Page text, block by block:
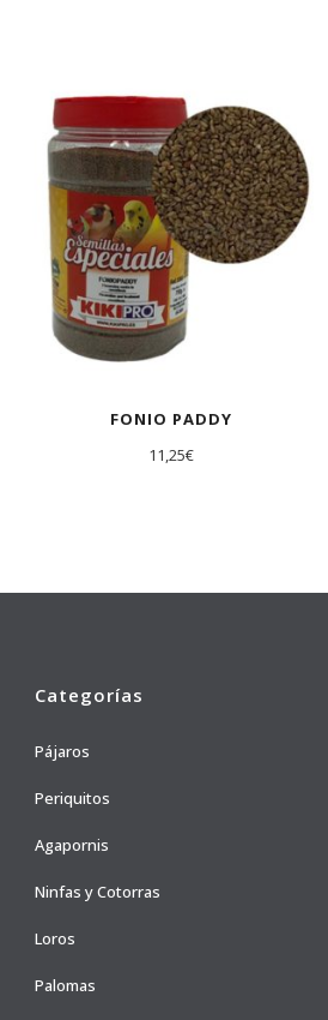
FONIO PADDY
11,25€
Categorías
Pájaros
Periquitos
Agapornis
Ninfas y Cotorras
Loros
Palomas